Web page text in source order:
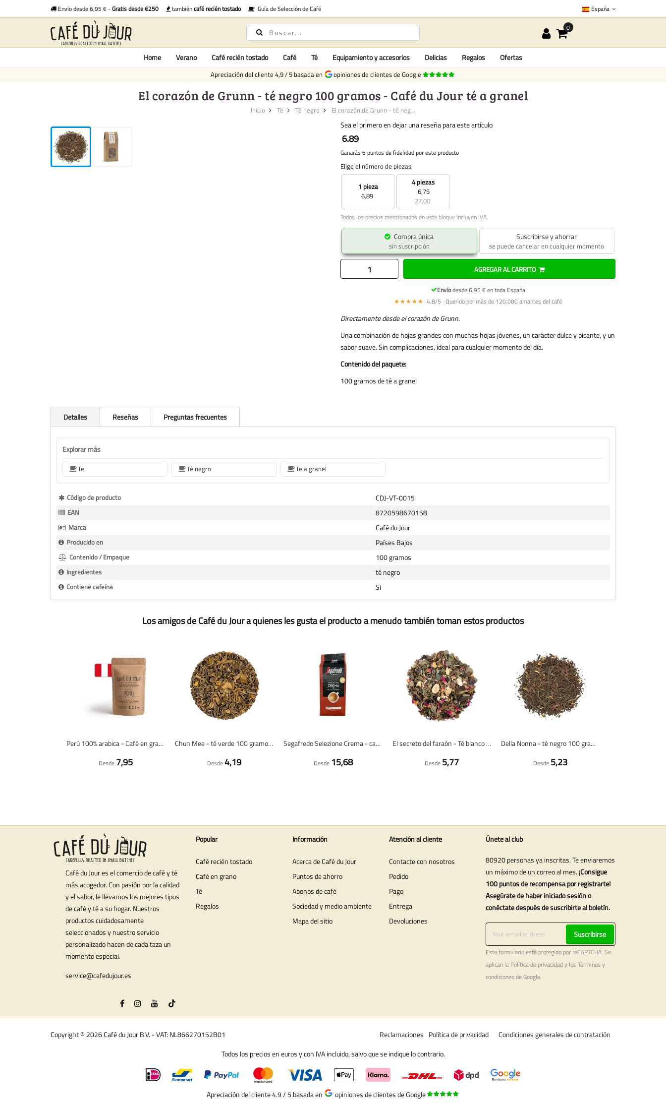
Envío desde 6,95 € -Gratis desde €250 tambiéncafé recién tostado Guía de Selección de Café España
Home Verano Café recién tostado Café Té Equipamiento y accesorios Delicias Regalos Ofertas
Apreciación del cliente 4,9/5 basada en opiniones de clientes de Google
El corazón de Grunn - té negro 100 gramos - Café du Jour té a granel
Inicio Té Té negro El corazón de Grunn - té neg...
Sea el primero en dejar una reseña para este artículo
6.89
Ganarás 6 puntos de fidelidad por este producto
Elige el número de piezas:
1 pieza
6,89
4 piezas
6,75
27,00
Todos los precios mencionados en este bloque incluyen IVA.
Compra única
sin suscripción
Suscribirse y ahorrar
se puede cancelar en cualquier momento
AGREGAR AL CARRITO
Envíodesde 6,95 € en toda España
★★★★★ 4,8/5 · Querido por más de 120.000 amantes del café
Directamente desde el corazón de Grunn.
Una combinación de hojas grandes con muchas hojas jóvenes, un carácter dulce y picante, y un
sabor suave. Sin complicaciones, ideal para cualquier momento del día.
Contenido del paquete:
100 gramos de té a granel
Detalles Reseñas Preguntas frecuentes
Explorar más
Té Té negro Té a granel
Más
Información
Código de producto CDJ-VT-0015
EAN 8720598670158
Marca Café du Jour
Producido en Países Bajos
Contenido / Empaque 100 gramos
Ingredientes té negro
Contiene cafeína Sí
Los amigos de Café du Jour a quienes les gusta el producto a menudo también toman estos productos
Perú 100% arabica - Café en grano fresco
Desde 7,95
Chun Mee - té verde 100 gramos - Café du Jour té a granel
Desde4,19
Segafredo Selezione Crema - café en grano - 1 kilo
Desde 15,68
El secreto del faraón - Té blanco 100 gramos - Café du Jour té a granel
Desde 5,77
Della Nonna - té negro 100 gramos - Café du Jour té a granel
Desde 5,23
Café du Jour es el comercio de café y té
más acogedor. Con pasión por la calidad
y el sabor, le llevamos los mejores tipos
de café y té a su hogar. Nuestros
productos cuidadosamente
seleccionados y nuestro servicio
personalizado hacen de cada taza un
momento especial.
service@cafedujour.es
Popular
Café recién tostado
Café en grano
Té
Regalos
Información
Acerca de Café du Jour
Puntos de ahorro
Abonos de café
Sociedad y medio ambiente
Mapa del sitio
Atención al cliente
Contacte con nosotros
Pedido
Pago
Entrega
Devoluciones
Únete al club
80920 personas ya inscritas. Te enviaremos
un máximo de un correo al mes. ¡Consigue
100 puntos de recompensa por registrarte!
Asegúrate de haber iniciado sesión o
conéctate después de suscribirte al boletín.
Suscribirse
Este formulario está protegido por reCAPTCHA. Se
aplican la Política de privacidady los Términos y
condiciones de Google.
Copyright © 2026 Café du Jour B.V. - VAT: NL866270152B01 Condiciones generales de contratación
Política de privacidad
Reclamaciones
Todos los precios en euros y con IVA incluido, salvo que se indique lo contrario.
Apreciación del cliente 4.9 / 5 basada en opiniones de clientes de Google